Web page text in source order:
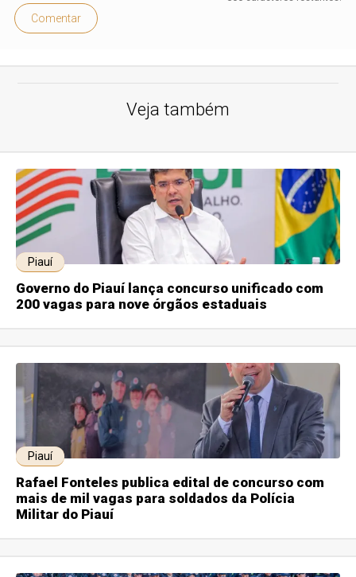
Comentar
Veja também
Piauí
Governo do Piauí lança concurso unificado com
200 vagas para nove órgãos estaduais
Piauí
Rafael Fonteles publica edital de concurso com
mais de mil vagas para soldados da Polícia
Militar do Piauí